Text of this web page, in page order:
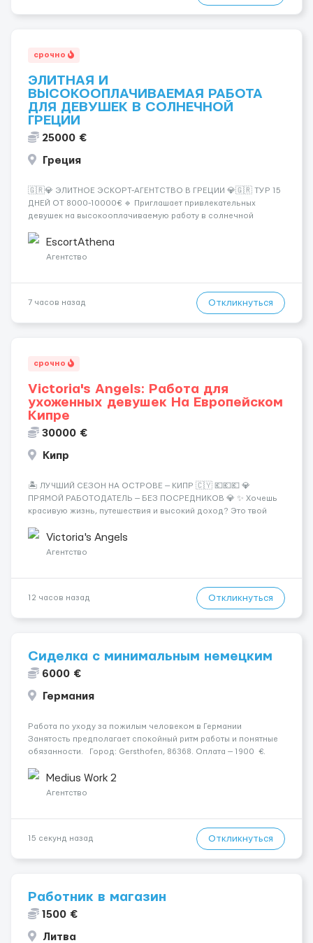
срочно
ЭЛИТНАЯ И
ВЫСОКООПЛАЧИВАЕМАЯ РАБОТА
ДЛЯ ДЕВУШЕК В СОЛНЕЧНОЙ
ГРЕЦИИ
25000 €
Греция
🇬🇷💎 ЭЛИТНОЕ ЭСКОРТ-АГЕНТСТВО В ГРЕЦИИ 💎🇬🇷 ТУР 15
ДНЕЙ ОТ 8000-10000€ 🔹 Приглашает привлекательных
девушек на высокооплачиваемую работу в солнечной
хорошие деньги 💶 — это предложение для тебя! 🔹
Требования: ✔️ Возраст от ...
EscortAthena
Агентство
7 часов назад Откликнуться
срочно
Victoria's Angels: Работа для
ухоженных девушек На Европейском
Кипре
30000 €
Кипр
🏝️ ЛУЧШИЙ СЕЗОН НА ОСТРОВЕ — КИПР 🇨🇾 💶💶💶 💎
ПРЯМОЙ РАБОТОДАТЕЛЬ — БЕЗ ПОСРЕДНИКОВ 💎 ✨ Хочешь
красивую жизнь, путешествия и высокий доход? Это твой
Опытная команда с годами практики — Стабильный поток
клиентов (без ...
Victoria's Angels
Агентство
12 часов назад Откликнуться
Сиделка с минимальным немецким
6000 €
Германия
Работа по уходу за пожилым человеком в Германии
Занятость предполагает спокойный ритм работы и понятные
обязанности. Город: Gersthofen, 86368. Оплата — 1900 €.
Середня стадія деменції. Мобильность: ...
Medius Work 2
Агентство
15 секунд назад Откликнуться
Работник в магазин
1500 €
Литва